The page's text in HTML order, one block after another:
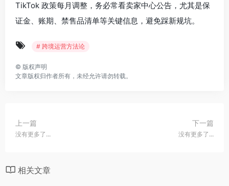
TikTok 政策每月调整，务必常看卖家中心公告，尤其是保
证金、账期、禁售品清单等关键信息，避免踩新规坑。
# 跨境运营方法论
© 版权声明
文章版权归作者所有，未经允许请勿转载。
上一篇
没有更多了...
下一篇
没有更多了...
相关文章